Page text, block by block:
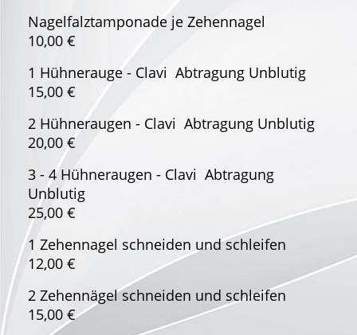
Nagelfalztamponade je Zehennagel
10,00 €
1 Hühnerauge - Clavi Abtragung Unblutig
15,00 €
2 Hühneraugen - Clavi Abtragung Unblutig
20,00 €
3 - 4 Hühneraugen - Clavi Abtragung
Unblutig
25,00 €
1 Zehennagel schneiden und schleifen
12,00 €
2 Zehennägel schneiden und schleifen
15,00 €